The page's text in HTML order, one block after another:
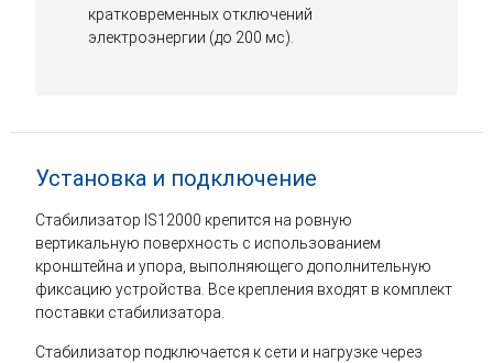
кратковременных отключений
электроэнергии (до 200 мс).
Установка и подключение
Стабилизатор IS12000 крепится на ровную
вертикальную поверхность с использованием
кронштейна и упора, выполняющего дополнительную
фиксацию устройства. Все крепления входят в комплект
поставки стабилизатора.
Стабилизатор подключается к сети и нагрузке через